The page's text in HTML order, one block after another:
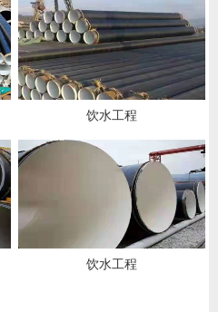
饮水工程
饮水工程